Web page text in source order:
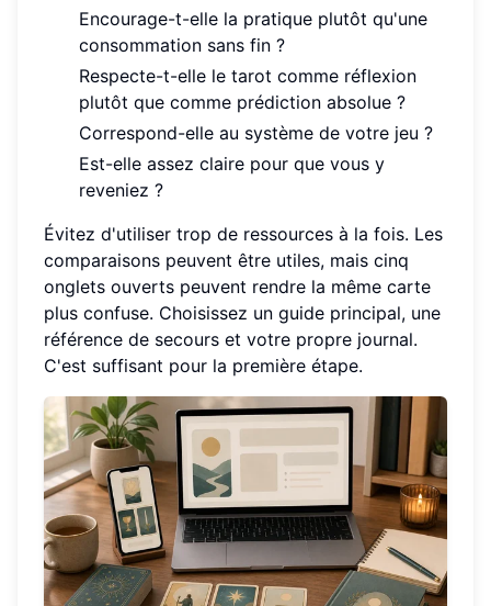
Encourage-t-elle la pratique plutôt qu'une
consommation sans fin ?
Respecte-t-elle le tarot comme réflexion
plutôt que comme prédiction absolue ?
Correspond-elle au système de votre jeu ?
Est-elle assez claire pour que vous y
reveniez ?
Évitez d'utiliser trop de ressources à la fois. Les
comparaisons peuvent être utiles, mais cinq
onglets ouverts peuvent rendre la même carte
plus confuse. Choisissez un guide principal, une
référence de secours et votre propre journal.
C'est suffisant pour la première étape.